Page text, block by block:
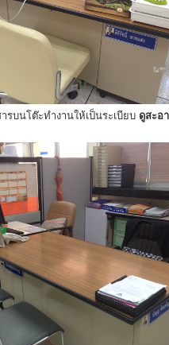
ารบนโต๊ะทำงานให้เป็นระเบียบ ดูสะอ